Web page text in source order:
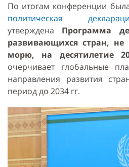
По итогам конференции
политическая
утверждена Программа
развивающихся стран,
морю, на десятилетие
очерчивает глобальные
направления развития
период до 2034 гг.